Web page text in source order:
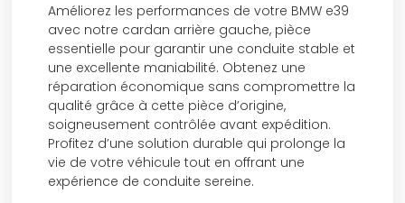
Améliorez les performances de votre BMW e39
avec notre cardan arrière gauche, pièce
essentielle pour garantir une conduite stable et
une excellente maniabilité. Obtenez une
réparation économique sans compromettre la
qualité grâce à cette pièce d’origine,
soigneusement contrôlée avant expédition.
Profitez d’une solution durable qui prolonge la
vie de votre véhicule tout en offrant une
expérience de conduite sereine.